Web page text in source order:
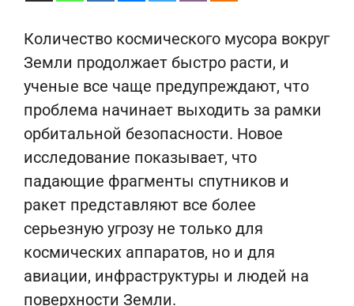
Количество космического мусора вокруг
Земли продолжает быстро расти, и
ученые все чаще предупреждают, что
проблема начинает выходить за рамки
орбитальной безопасности. Новое
исследование показывает, что
падающие фрагменты спутников и
ракет представляют все более
серьезную угрозу не только для
космических аппаратов, но и для
авиации, инфраструктуры и людей на
поверхности Земли.